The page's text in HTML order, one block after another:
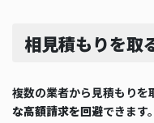
相見積もりを取
複数の業者から見積もりを
な高額請求を回避できます。